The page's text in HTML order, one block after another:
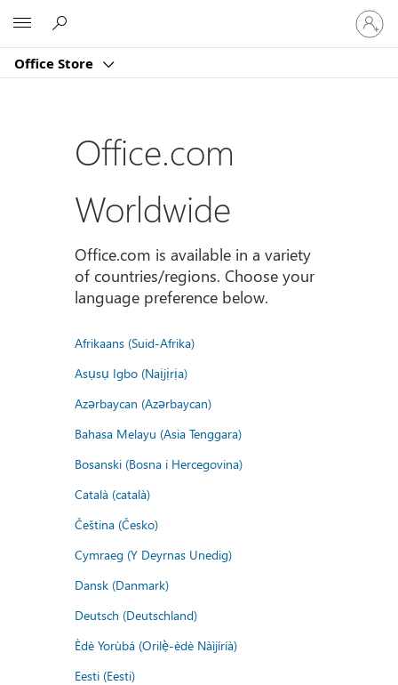
Office Store
Sign
in
to
account
Office.com
Worldwide
Office.com is available in a variety
of countries/regions. Choose your
language preference below.
Afrikaans (Suid-Afrika)
Asụsụ Igbo (Naịjịrịa)
Azərbaycan (Azərbaycan)
Bahasa Melayu (Asia Tenggara)
Bosanski (Bosna i Hercegovina)
Català (català)
Čeština (Česko)
Cymraeg (Y Deyrnas Unedig)
Dansk (Danmark)
Deutsch (Deutschland)
Èdè Yorùbá (Orilẹ̀-èdè Nàìjíríà)
Eesti (Eesti)